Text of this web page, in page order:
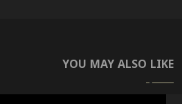
YOU MAY ALSO LIKE